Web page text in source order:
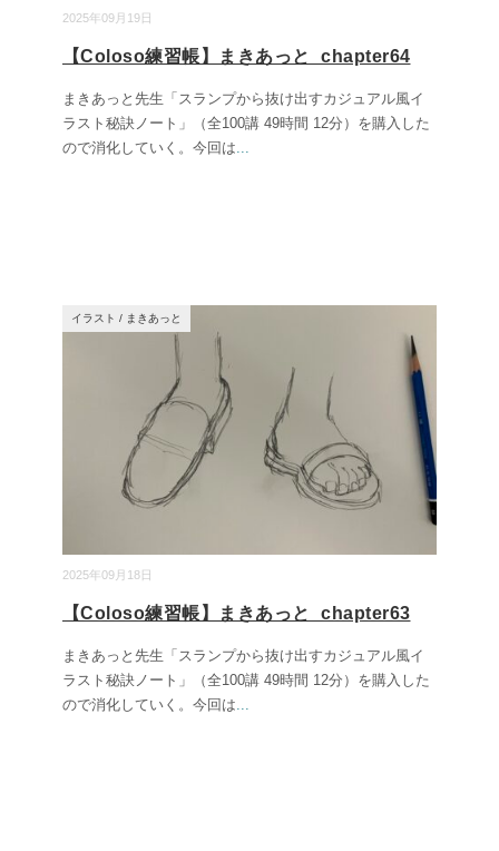
2025年09月19日
【Coloso練習帳】まきあっと_chapter64
まきあっと先生「スランプから抜け出すカジュアル風イ
ラスト秘訣ノート」（全100講 49時間 12分）を購入した
ので消化していく。今回は...
2025年09月18日
イラスト / まきあっと
【Coloso練習帳】まきあっと_chapter63
まきあっと先生「スランプから抜け出すカジュアル風イ
ラスト秘訣ノート」（全100講 49時間 12分）を購入した
ので消化していく。今回は...